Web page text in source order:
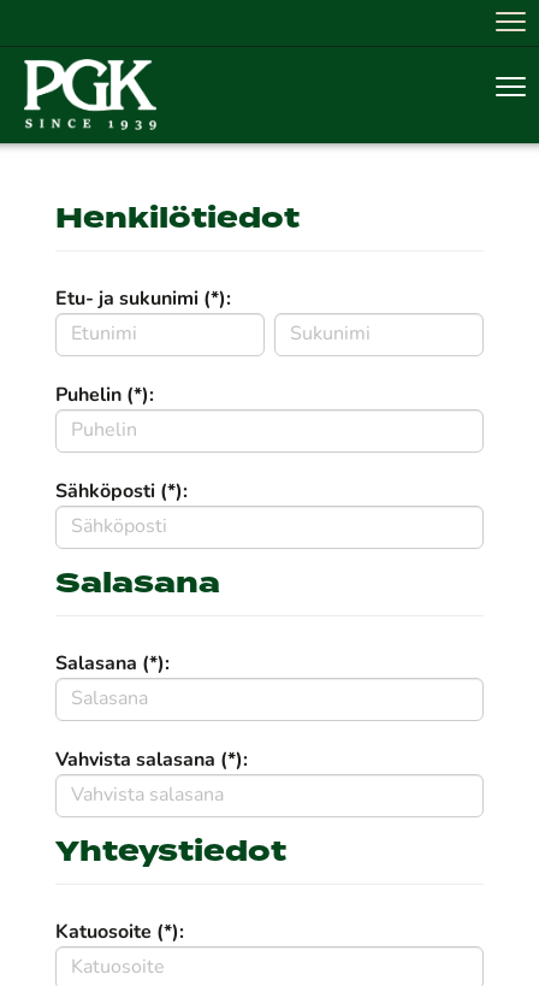
Henkilötiedot
Etu- ja sukunimi (*):
Puhelin (*):
Sähköposti (*):
Salasana
Salasana (*):
Vahvista salasana (*):
Yhteystiedot
Katuosoite (*):